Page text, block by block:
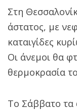
Στη
άστατος, με
καταιγίδες
Οι άνεμοι θα
θερμοκρασία
Το Σάββατο τα